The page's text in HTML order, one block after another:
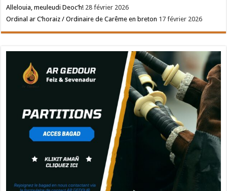
Allelouia, meuleudi Deoc’h! 28 février 2026
Ordinal ar C’horaiz / Ordinaire de Carême en breton 17 février 2026